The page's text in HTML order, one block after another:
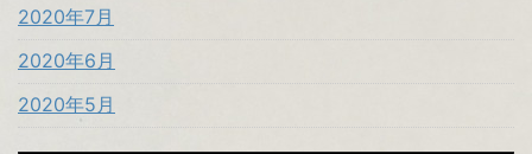
2020年7月
2020年6月
2020年5月